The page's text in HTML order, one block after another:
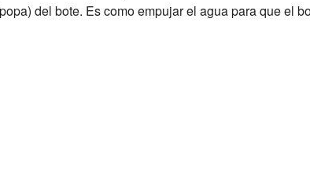
del bote. Es como empujar el agua para que el